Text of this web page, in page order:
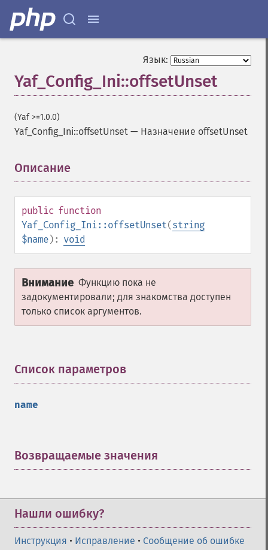
Язык:
Yaf_Config_Ini::offsetUnset
(Yaf >=1.0.0)
Yaf_Config_Ini::offsetUnset — Назначение offsetUnset
Описание
public function
Yaf_Config_Ini::offsetUnset(string
$name): void
Внимание Функцию пока не
задокументировали; для знакомства доступен
только список аргументов.
Список параметров
name
Возвращаемые значения
Нашли ошибку?
Инструкция • Исправление • Сообщение об ошибке